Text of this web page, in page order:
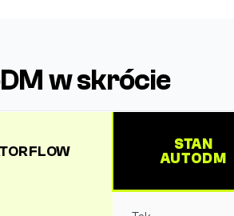
w skrócie
STAN
AUTODM